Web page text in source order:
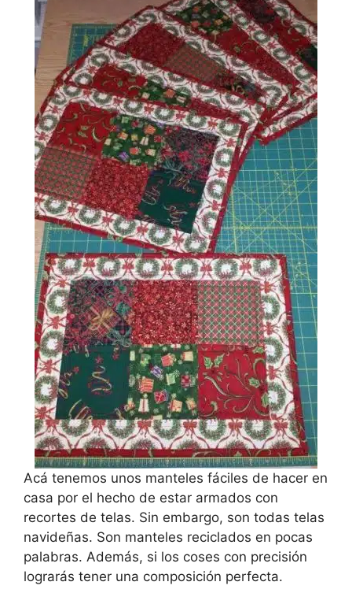
Acá tenemos unos manteles fáciles de hacer en
casa por el hecho de estar armados con
recortes de telas. Sin embargo, son todas telas
navideñas. Son manteles reciclados en pocas
palabras. Además, si los coses con precisión
lograrás tener una composición perfecta.